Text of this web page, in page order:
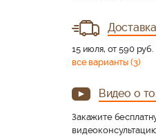
Доставка
15 июля, от 590 руб.
все варианты (3)
Видео о
Закажите